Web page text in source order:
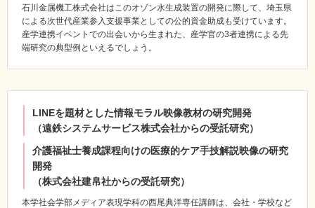
石川金属機工株式会社はこのオゾン水生成装置の開発に際して、埼玉県
による次世代産業参入支援事業としての公的資金助成も受けています。
産学連携イベントでの出会いから生まれた、産学官の3者連携による先
端研究の典型例といえるでしょう。
LINEを題材とした情報モラル映像教材の研究開発
（遠鉄システムサービス株式会社からの受託研究）
介護福祉士養成課程向けの医療的ケア手技解説映像の研究
開発
（株式会社建帛社からの受託研究）
本学社会学部メディア表現学科の西尾典洋専任講師は、会社・学校など